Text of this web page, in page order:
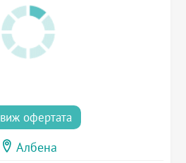
виж офертата
Албена